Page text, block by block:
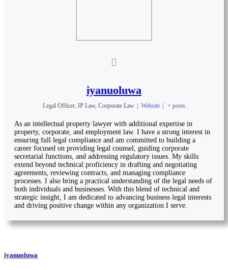
iyanuoluwa
Legal Officer, IP Law, Corporate Law Website + posts
As an intellectual property lawyer with additional expertise in
property, corporate, and employment law. I have a strong interest in
ensuring full legal compliance and am committed to building a
career focused on providing legal counsel, guiding corporate
secretarial functions, and addressing regulatory issues. My skills
extend beyond technical proficiency in drafting and negotiating
agreements, reviewing contracts, and managing compliance
processes. I also bring a practical understanding of the legal needs of
both individuals and businesses. With this blend of technical and
strategic insight, I am dedicated to advancing business legal interests
and driving positive change within any organization I serve.
iyanuoluwa